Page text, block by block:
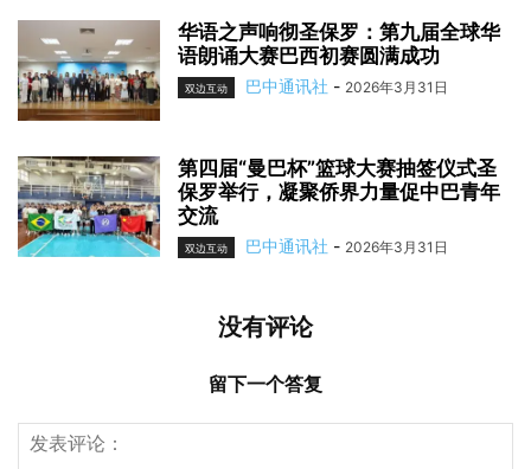
华语之声响彻圣保罗：第九届全球华
语朗诵大赛巴西初赛圆满成功
双边互动 巴中通讯社 - 2026年3月31日
第四届“曼巴杯”篮球大赛抽签仪式圣
保罗举行，凝聚侨界力量促中巴青年
交流
双边互动 巴中通讯社 - 2026年3月31日
没有评论
留下一个答复